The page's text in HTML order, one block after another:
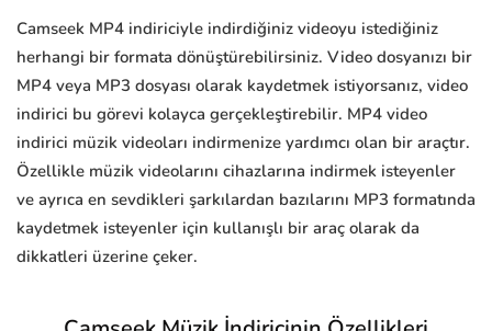
Camseek MP4 indiriciyle indirdiğiniz videoyu istediğiniz
herhangi bir formata dönüştürebilirsiniz. Video dosyanızı bir
MP4 veya MP3 dosyası olarak kaydetmek istiyorsanız, video
indirici bu görevi kolayca gerçekleştirebilir. MP4 video
indirici müzik videoları indirmenize yardımcı olan bir araçtır.
Özellikle müzik videolarını cihazlarına indirmek isteyenler
ve ayrıca en sevdikleri şarkılardan bazılarını MP3 formatında
kaydetmek isteyenler için kullanışlı bir araç olarak da
dikkatleri üzerine çeker.